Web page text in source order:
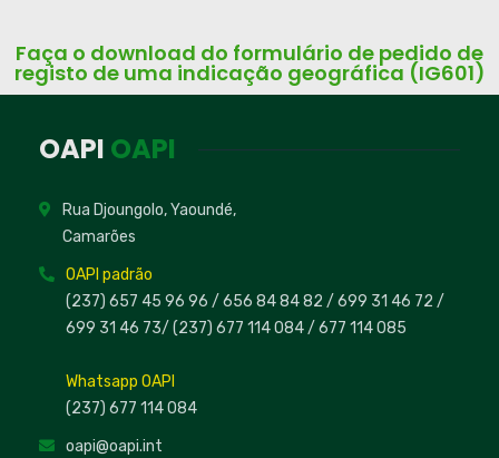
Faça o download do formulário de pedido de
registo de uma indicação geográfica (IG601)
OAPI OAPI
Rua Djoungolo, Yaoundé,
Camarões
OAPI padrão
(237) 657 45 96 96 / 656 84 84 82 / 699 31 46 72 /
699 31 46 73/ (237) 677 114 084 / 677 114 085
Whatsapp OAPI
(237) 677 114 084
oapi@oapi.int